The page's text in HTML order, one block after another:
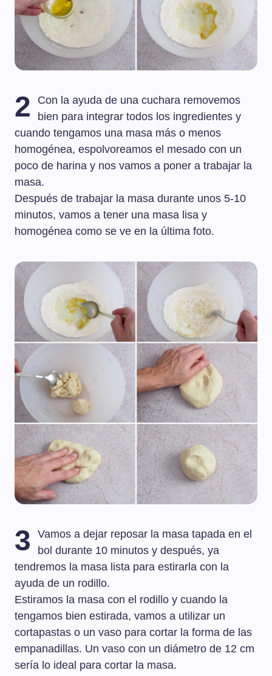
2
Con la ayuda de una cuchara removemos
bien para integrar todos los ingredientes y
cuando tengamos una masa más o menos
homogénea, espolvoreamos el mesado con un
poco de harina y nos vamos a poner a trabajar la
masa.
Después de trabajar la masa durante unos 5-10
minutos, vamos a tener una masa lisa y
homogénea como se ve en la última foto.
3
Vamos a dejar reposar la masa tapada en el
bol durante 10 minutos y después, ya
tendremos la masa lista para estirarla con la
ayuda de un rodillo.
Estiramos la masa con el rodillo y cuando la
tengamos bien estirada, vamos a utilizar un
cortapastas o un vaso para cortar la forma de las
empanadillas. Un vaso con un diámetro de 12 cm
sería lo ideal para cortar la masa.